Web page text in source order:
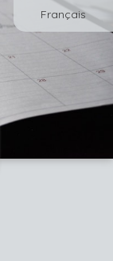
Français